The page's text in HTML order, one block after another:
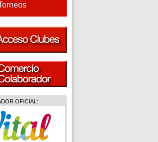
OFICIAL: